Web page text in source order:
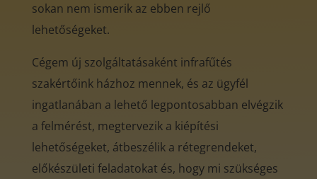
sokan nem ismerik az ebben rejlő
lehetőségeket.
Cégem új szolgáltatásaként infrafűtés
szakértőink házhoz mennek, és az ügyfél
ingatlanában a lehető legpontosabban elvégzik
a felmérést, megtervezik a kiépítési
lehetőségeket, átbeszélik a rétegrendeket,
előkészületi feladatokat és, hogy mi szükséges